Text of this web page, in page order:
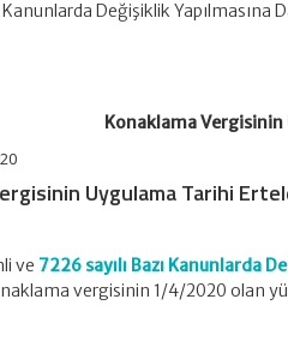
Kanunlarda Değişiklik Yapılmasına
Konaklama
Uygulama Tarihi
ve 7226 sayılı Bazı Kanunlarda
vergisinin 1/4/2020 olan